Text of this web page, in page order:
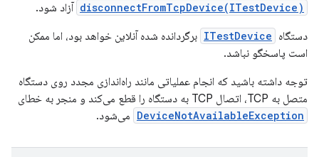
disconnectFromTcpDevice(ITestDevice) آزاد شود.
دستگاه ITestDevice برگردانده شده آنلاین خواهد بود، اما ممکن
است پاسخگو نباشد.
توجه داشته باشید که انجام عملیاتی مانند راه‌اندازی مجدد روی دستگاه
متصل به TCP، اتصال TCP به دستگاه را قطع می‌کند و منجر به خطای
DeviceNotAvailableException می‌شود.